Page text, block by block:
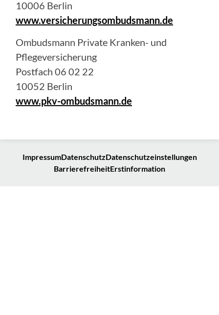
10006 Berlin
www.versicherungsombudsmann.de
Ombudsmann Private Kranken- und
Pflegeversicherung
Postfach 06 02 22
10052 Berlin
www.pkv-ombudsmann.de
ImpressumDatenschutzDatenschutzeinstellungen
BarrierefreiheitErstinformation